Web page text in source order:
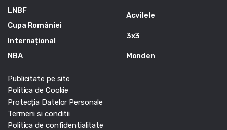
LNBF
Cupa României
Internațional
NBA
Acvilele
3x3
Monden
Publicitate pe site
Politica de Cookie
Protecția Datelor Personale
Termeni si conditii
Politica de confidentialitate